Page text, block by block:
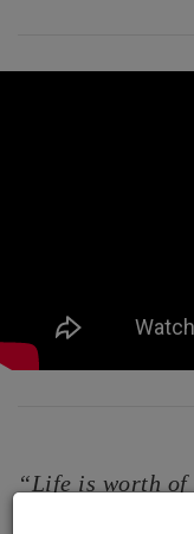
“Life is worth